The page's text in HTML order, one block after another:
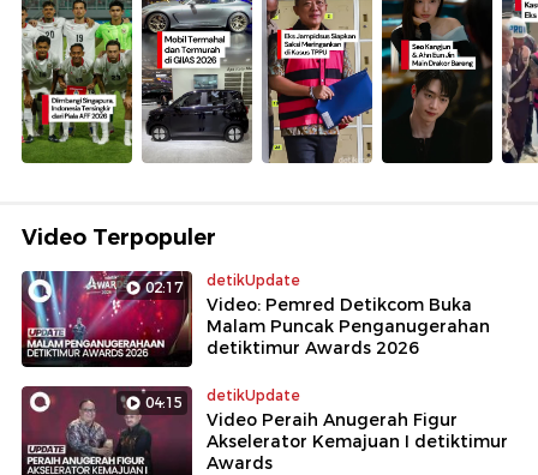
Video Terpopuler
02:17 detikUpdate
Video: Pemred Detikcom Buka
Malam Puncak Penganugerahan
detiktimur Awards 2026
04:15 detikUpdate
Video Peraih Anugerah Figur
Akselerator Kemajuan I detiktimur
Awards